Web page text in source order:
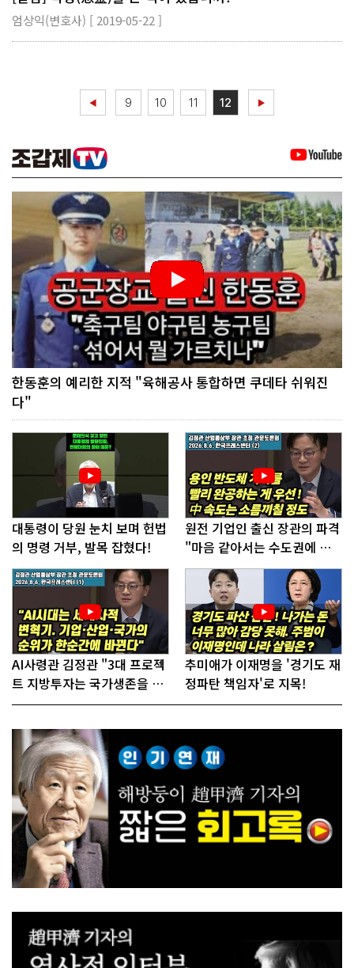
엄상익(변호사) [ 2019-05-22 ]
◀ 9 10 11 12 ▶
한동훈의 예리한 지적 "육해공사 통합하면 쿠데타 쉬워진
다"
대통령이 당원 눈치 보며 헌법
의 명령 거부, 발목 잡혔다!
원전 기업인 출신 장관의 파격
"마음 같아서는 수도권에 원
전 짓고싶다"
AI사령관 김정관 "3대 프로젝
트 지방투자는 국가생존을 건
대전략"
추미애가 이재명을 '경기도 재
정파탄 책임자'로 지목!